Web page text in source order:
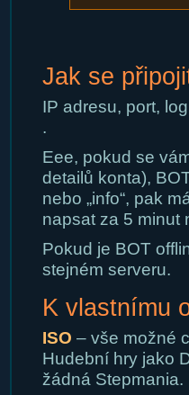
Jak se
IP adresu, port,
.
Eee, pokud se
detailů konta),
nebo „info“, pak
napsat za 5 minut
Pokud je BOT
stejném serveru.
K vlastnímu
ISO – vše možné
Hudební hry jako
žádná